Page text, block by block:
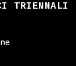
TRIENNALI